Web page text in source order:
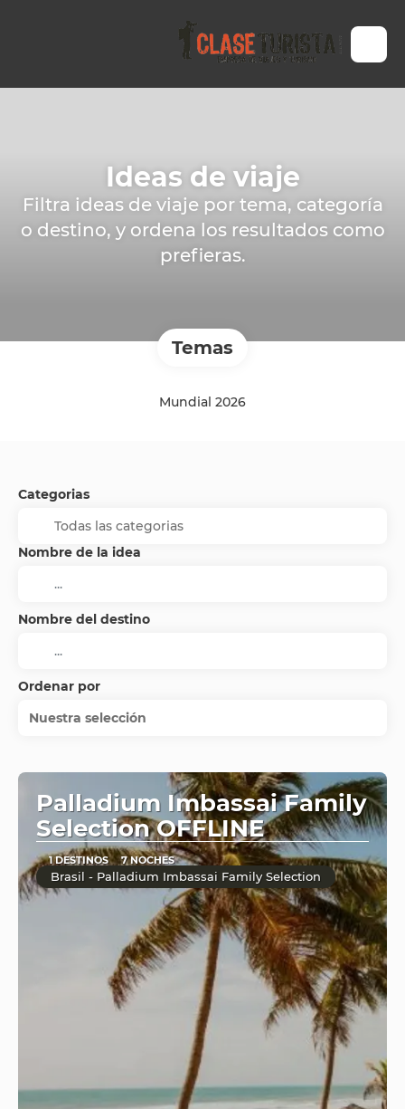
Ideas de viaje
Filtra ideas de viaje por tema, categoría
o destino, y ordena los resultados como
prefieras.
Temas
Mundial 2026
Categorias
Nombre de la idea
Nombre del destino
Ordenar por
Nuestra selección
Palladium Imbassai Family
Selection OFFLINE
1 DESTINOS 7 NOCHES
Brasil - Palladium Imbassai Family Selection